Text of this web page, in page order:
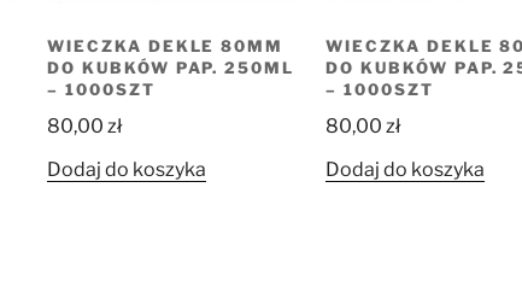
WIECZKA DEKLE 80MM
DO KUBKÓW PAP. 250ML
– 1000SZT
80,00zł
Dodaj do koszyka
WIECZKA DEKLE
DO KUBKÓW PAP.
– 1000SZT
80,00zł
Dodaj do koszyka